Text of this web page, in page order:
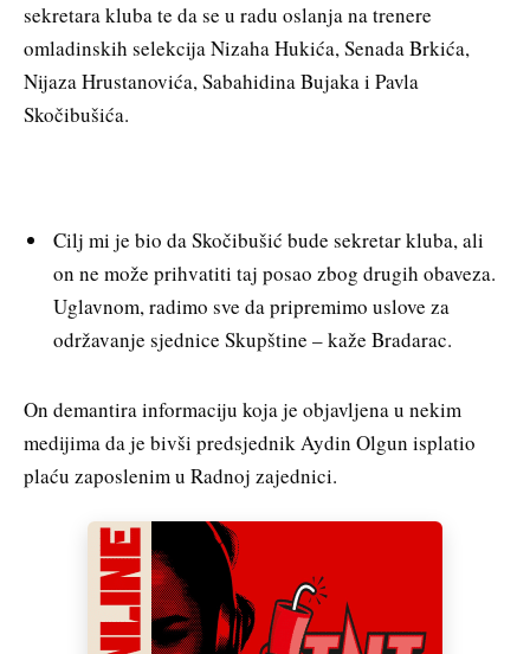
sekretara kluba te da se u radu oslanja na trenere
omladinskih selekcija Nizaha Hukića, Senada Brkića,
Nijaza Hrustanovića, Sabahidina Bujaka i Pavla
Skočibušića.
Cilj mi je bio da Skočibušić bude sekretar kluba, ali
on ne može prihvatiti taj posao zbog drugih obaveza.
Uglavnom, radimo sve da pripremimo uslove za
održavanje sjednice Skupštine – kaže Bradarac.
On demantira informaciju koja je objavljena u nekim
medijima da je bivši predsjednik Aydin Olgun isplatio
plaću zaposlenim u Radnoj zajednici.